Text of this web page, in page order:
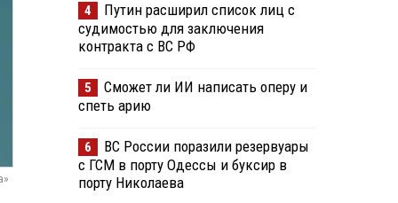
4
Путин расширил список лиц с
судимостью для заключения
контракта с ВС РФ
5
Сможет ли ИИ написать оперу и
спеть арию
6
ВС России поразили резервуары
с ГСМ в порту Одессы и буксир в
порту Николаева